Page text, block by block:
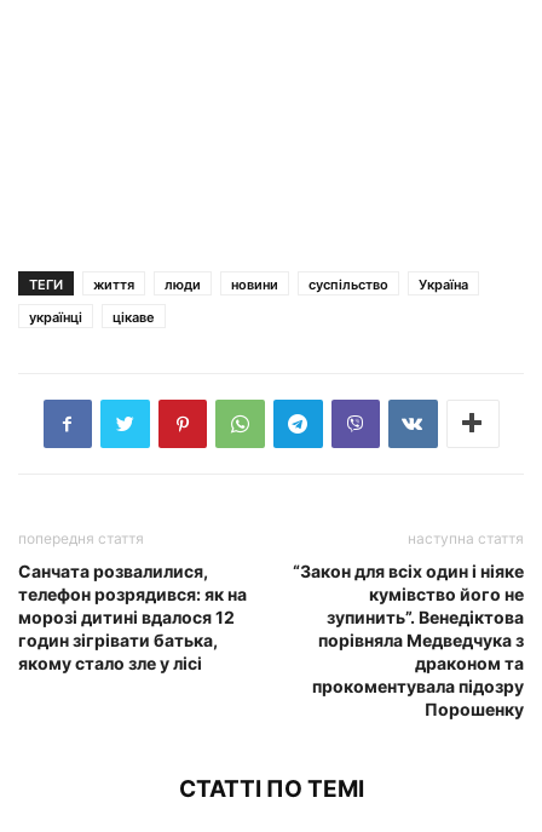
ТЕГИ життя люди новини суспільство
Україна
українці
цікаве
попередня стаття
Санчата розвалилися,
телефон розрядився: як на
морозі дитині вдалося 12
годин зігрівати батька,
якому стало зле у лісі
наступна стаття
“Закон для всіх один і ніяке
кумівство його не
зупинить”. Венедіктова
порівняла Медведчука з
драконом та
прокоментувала підозру
Порошенку
СТАТТІ ПО ТЕМІ